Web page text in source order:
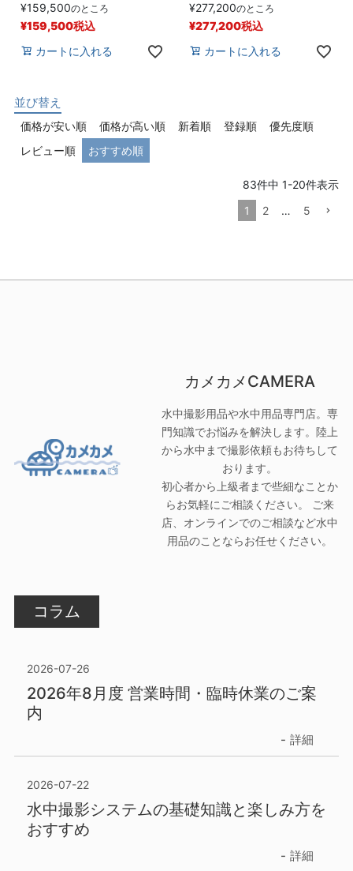
¥159,500のところ
¥159,500税込
カートに入れる
¥277,200のところ
¥277,200税込
カートに入れる
並び替え
価格が安い順 価格が高い順 新着順 登録順
優先度順
レビュー順
おすすめ順
83件中 1-20件表示
1
2 … 5
カメカメCAMERA
水中撮影用品や水中用品専門店。専
門知識でお悩みを解決します。陸上
から水中まで撮影依頼もお待ちして
おります。
初心者から上級者まで些細なことか
らお気軽にご相談ください。 ご来
店、オンラインでのご相談など水中
用品のことならお任せください。
コラム
2026-07-26
2026年8月度 営業時間・臨時休業のご案
内
詳細
2026-07-22
水中撮影システムの基礎知識と楽しみ方を
おすすめ
詳細